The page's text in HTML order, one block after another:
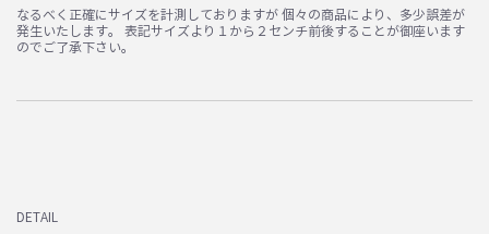
なるべく正確にサイズを計測しておりますが 個々の商品により、多少誤差が
発生いたします。 表記サイズより１から２センチ前後することが御座います
のでご了承下さい。
DETAIL